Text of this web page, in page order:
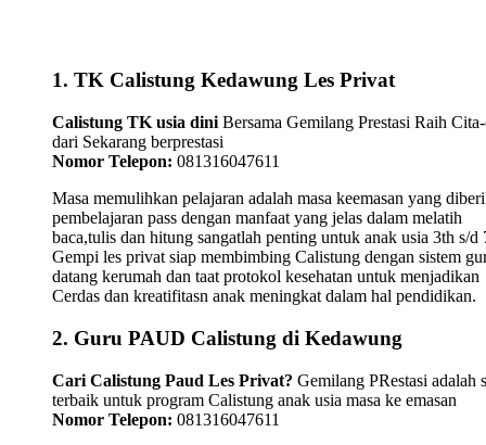
1. TK Calistung Kedawung Les Privat
Calistung TK usia dini Bersama Gemilang Prestasi Raih
dari Sekarang berprestasi
Nomor Telepon: 081316047611
Masa memulihkan pelajaran adalah masa keemasan yang
pembelajaran pass dengan manfaat yang jelas dalam melatih
baca,tulis dan hitung sangatlah penting untuk anak usia 3th s/d
Gempi les privat siap membimbing Calistung dengan sistem
datang kerumah dan taat protokol kesehatan untuk menjadikan
Cerdas dan kreatifitasn anak meningkat dalam hal pendidikan.
2. Guru PAUD Calistung di Kedawung
Cari Calistung Paud Les Privat? Gemilang PRestasi adalah
terbaik untuk program Calistung anak usia masa ke emasan
Nomor Telepon: 081316047611